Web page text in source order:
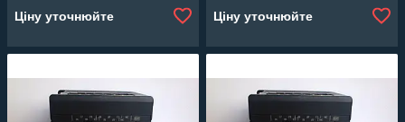
Ціну уточнюйте Ціну уточнюйте